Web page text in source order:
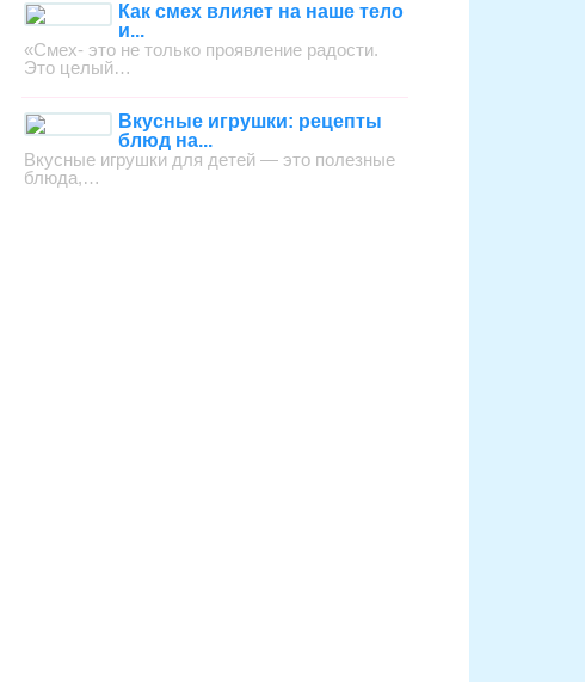
Как смех влияет на наше тело
и...
«Смех- это не только проявление радости.
Это целый…
Вкусные игрушки: рецепты
блюд на...
Вкусные игрушки для детей — это полезные
блюда,…